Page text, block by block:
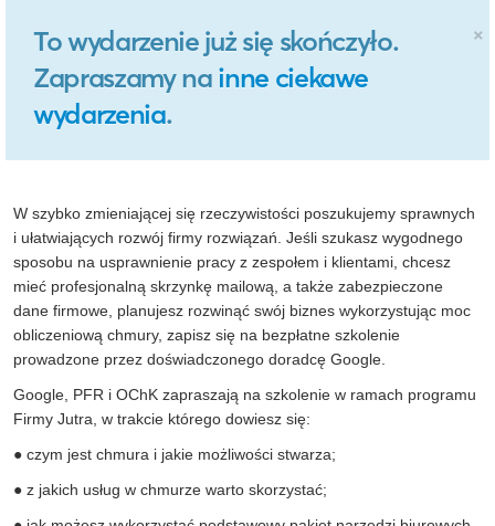
×
To wydarzenie już się skończyło.
Zapraszamy na inne ciekawe
wydarzenia.
W szybko zmieniającej się rzeczywistości poszukujemy sprawnych
i ułatwiających rozwój firmy rozwiązań. Jeśli szukasz wygodnego
sposobu na usprawnienie pracy z zespołem i klientami, chcesz
mieć profesjonalną skrzynkę mailową, a także zabezpieczone
dane firmowe, planujesz rozwinąć swój biznes wykorzystując moc
obliczeniową chmury, zapisz się na bezpłatne szkolenie
prowadzone przez doświadczonego doradcę Google.
Google, PFR i OChK zapraszają na szkolenie w ramach programu
Firmy Jutra, w trakcie którego dowiesz się:
● czym jest chmura i jakie możliwości stwarza;
● z jakich usług w chmurze warto skorzystać;